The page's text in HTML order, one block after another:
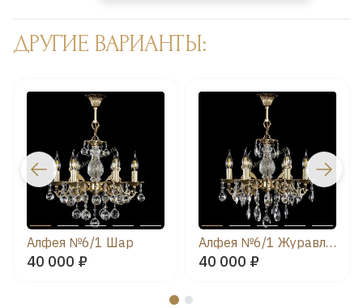
ДРУГИЕ ВАРИАНТЫ:
Алфея №6/1 Шар
40 000 ₽
Алфея №6/1 Журавлик
40 000 ₽